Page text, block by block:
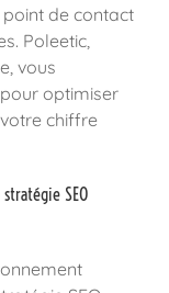
de contact
Poleetic,
vous
optimiser
chiffre
SEO